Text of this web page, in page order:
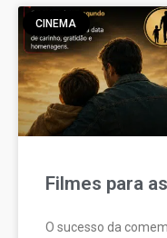
CINEMA
Filmes para
O sucesso da